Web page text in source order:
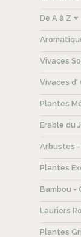
De A à Z
Vivaces
Vivaces d'
Plantes
Erable du
Arbustes
Plantes
Bambou -
Lauriers
Plantes